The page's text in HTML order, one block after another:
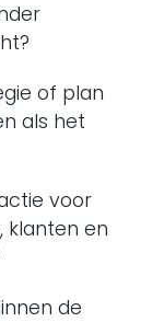
of plan
als het
voor
klanten en
de